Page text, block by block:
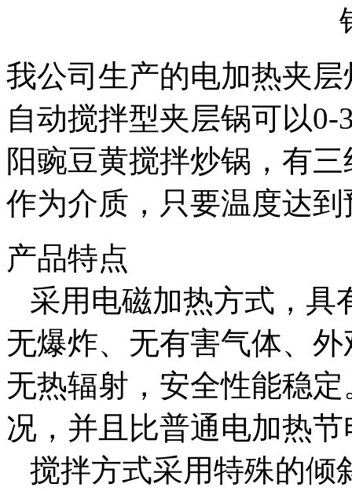
我公司生产的电加热夹
自动搅拌型夹层锅可以
阳豌豆黄搅拌炒锅，有
作为介质，只要温度达
产品特点
采用电磁加热方式，具
无爆炸、无有害气体、
无热辐射，安全性能稳
况，并且比普通电加热
搅拌方式采用特殊的倾